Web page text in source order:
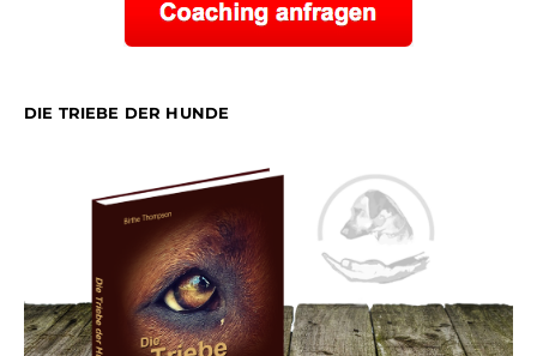
DIE TRIEBE DER HUNDE